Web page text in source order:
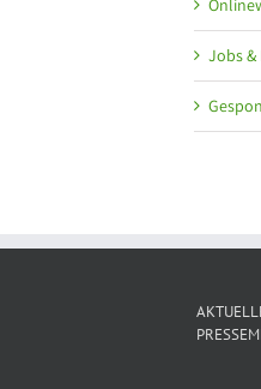
Jobs &